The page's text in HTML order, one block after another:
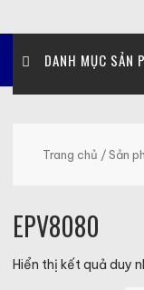
DANH MỤC SẢN
Trang chủ / Sản
EPV8080
Hiển thị kết quả duy